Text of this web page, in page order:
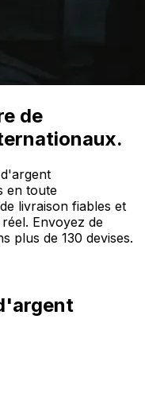
de
en toute
livraison fiables et
Envoyez de
plus de 130 devises.